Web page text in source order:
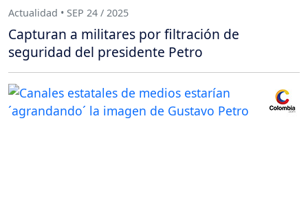
Actualidad • SEP 24 / 2025
Capturan a militares por filtración de
seguridad del presidente Petro